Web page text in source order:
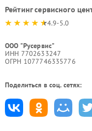
Рейтинг сервисного
4.9-5.0
ООО "Русервис"
ИНН 7702633247
ОГРН 1077746335776
Поделиться в соц. сетях: